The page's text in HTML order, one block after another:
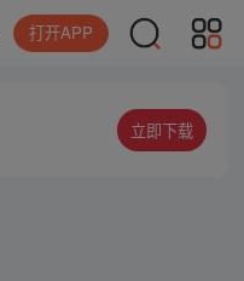
打开APP
立即下载